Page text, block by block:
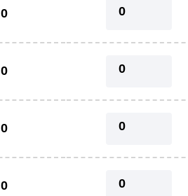
0 0
0 0
0 0
0 0